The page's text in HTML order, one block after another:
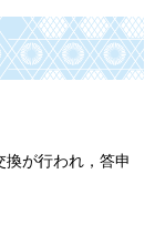
が行われ，答申